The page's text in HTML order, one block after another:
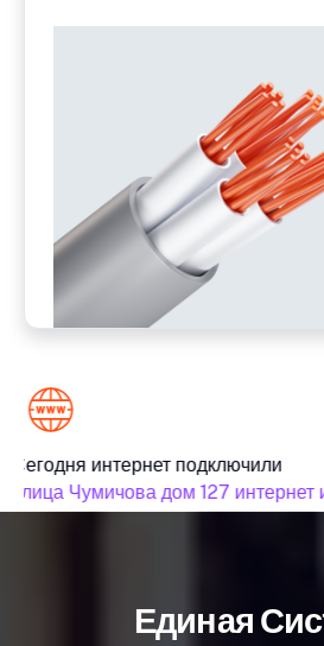
Сегодня интернет подключили
улица Чумичова дом 127 интернет
Единая